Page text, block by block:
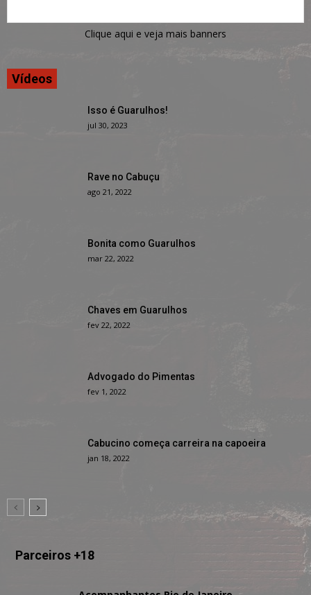
Clique aqui e veja mais banners
Vídeos
Isso é Guarulhos!
jul 30, 2023
Rave no Cabuçu
ago 21, 2022
Bonita como Guarulhos
mar 22, 2022
Chaves em Guarulhos
fev 22, 2022
Advogado do Pimentas
fev 1, 2022
Cabucino começa carreira na capoeira
jan 18, 2022
Parceiros +18